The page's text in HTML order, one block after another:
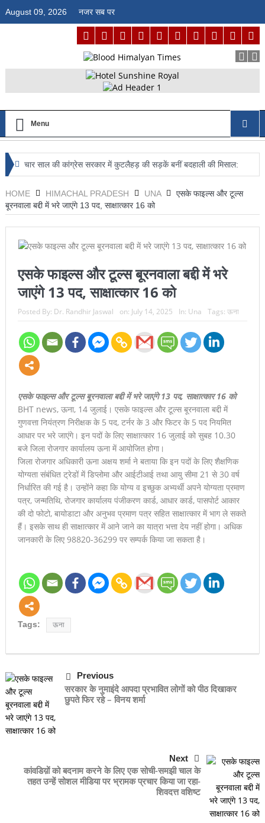
August 09, 2026 नजर सब पर
Menu
चार साल की कांग्रेस सरकार में कुटलैहड़ की सड़कें बनीं बदहाली की मिसाल:
माँ का दूध ही नवजात की पहली वैक्सीन, यही बनाता है रोगों से लड़ने की मजबूत
आईआईआईटी ऊना में अग्नि सुरक्षा का पाठ, फायर मॉक ड्रिल से विद्यार्थियों को
आपदा से निपटने का मिला व्यावहारिक प्रशिक्षण
राज्य स्तरीय बैडमिंटन प्रतियोगिता में ऊना का दम दिखाएंगे चयनित खिलाड़ी,
जिला बैडमिंटन प्रतियोगिता में वशिष्ट पब्लिक स्कूल का दबदबा, स्वर्ण-रजत
पदकों की झड़ी; तीन खिलाड़ी राज्य स्तरीय प्रतियोगिता के लिए चयनित
ठाकुर
रायजादा के बयान पर सत्ती का करारा पलटवार, बोले- पहले अपने गिरेबान में
झांके कांग्रेस, नशा-अपराध के हर सवाल का दे जवाब
वशिष्ट पब्लिक स्कूल में शैक्षणिक प्रतियोगिताओं की धूम, विद्यार्थियों ने दिखाई
प्रतिभा का शानदार प्रदर्शन
4 क्विंटल 52 किलो भुक्की बरामदगी पर सत्ती का सरकार पर बड़ा हमला, बोले
— आखिर किसके संरक्षण में चल रहा है नशा कारोबार ?
प्रदर्शन, तीन छात्राओं ने जीते शीर्ष स्थान
HOME HIMACHAL PRADESH UNA
एसके फाइल्स और टूल्स
बूरनवाला बद्दी में भरे जाएंगे 13 पद, साक्षात्कार 16 को
एसके फाइल्स और टूल्स बूरनवाला बद्दी में भरे
जाएंगे 13 पद, साक्षात्कार 16 को
Posted By: Dr. Randhir Jaswal on: July 14, 2025 In: Una Tags: ऊना
एसके फाइल्स और टूल्स बूरनवाला बद्दी में भरे जाएंगे 13 पद, साक्षात्कार 16 को
BHT news, ऊना, 14 जुलाई। एसके फाइल्स और टूल्स बूरनवाला बद्दी में
गुणवत्ता नियंत्रण निरीक्षक के 5 पद, टर्नर के 3 और फिटर के 5 पद नियमित
आधार पर भरे जाएंगे। इन पदों के लिए साक्षात्कार 16 जुलाई को सुबह 10.30
बजे जिला रोजगार कार्यालय ऊना में आयोजित होगा।
जिला रोजगार अधिकारी ऊना अक्षय शर्मा ने बताया कि इन पदों के लिए शैक्षणिक
योग्यता संबंधित ट्रेडों में डिप्लोमा और आईटीआई तथा आयु सीमा 21 से 30 वर्ष
निर्धारित की गई है। उन्होंने कहा कि योग्य व इच्छुक अभ्यर्थी अपने योग्यता प्रमाण
पत्र, जन्मतिथि, रोजगार कार्यालय पंजीकरण कार्ड, आधार कार्ड, पासपोर्ट आकार
की दो फोटो, बायोडाटा और अनुभव प्रमाण पत्र सहित साक्षात्कार में भाग ले सकते
हैं। इसके साथ ही साक्षात्कार में आने जाने का यात्रा भत्ता देय नहीं होगा। अधिक
जानकारी के लिए 98820-36299 पर सम्पर्क किया जा सकता है।
Tags: ऊना
Previous
सरकार के नुमाइंदे आपदा प्रभावित लोगों को पीठ दिखाकर
छुपते फिर रहे – विनय शर्मा
Next
कांवडिय़ों को बदनाम करने के लिए एक सोची-समझी चाल के
तहत उन्हें सोशल मीडिया पर भ्रामक प्रचार किया जा रहा-
शिवदत्त वशिष्ट